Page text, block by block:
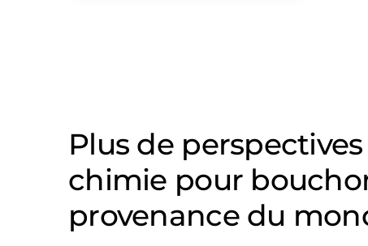
Plus de
chimie pour
provenance du